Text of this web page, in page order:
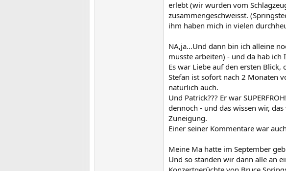
erlebt (wir wurden vom
zusammengeschweisst.
ihm haben mich in vielen
NA,ja...Und dann bin ich alleine
musste arbeiten) - und da hab ich
Es war Liebe auf den ersten
Stefan ist sofort nach 2 Monaten
natürlich auch.
Und Patrick??? Er war
dennoch - und das wissen wir,
Zuneigung.
Einer seiner Kommentare war
Meine Ma hatte im September
Und so standen wir dann alle an